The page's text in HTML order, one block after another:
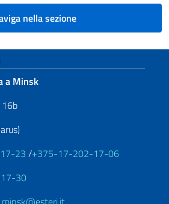
nella sezione
a Minsk
23 /+375-17-202-17-06
30